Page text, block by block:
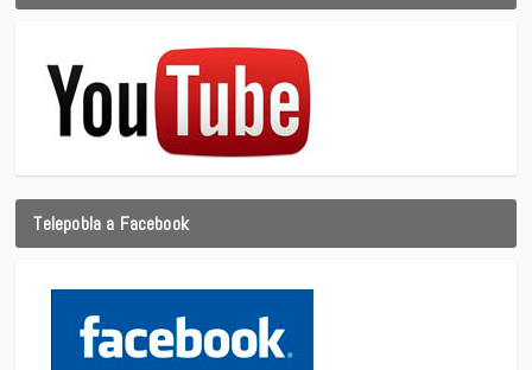
Telepobla a Facebook